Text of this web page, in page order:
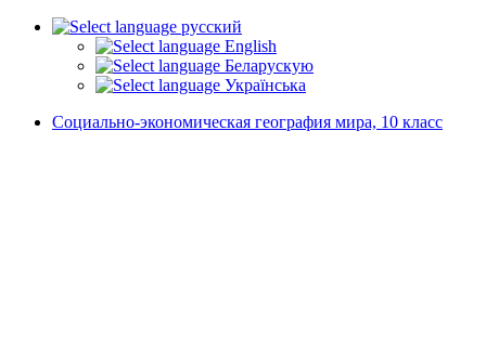
русский
English
Беларускую
Українська
Социально-экономическая география мира, 10 класс